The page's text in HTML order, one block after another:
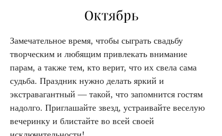
Октябрь
Замечательное время, чтобы сыграть свадьбу
творческим и любящим привлекать внимание
парам, а также тем, кто верит, что их свела сама
судьба. Праздник нужно делать яркий и
экстравагантный — такой, что запомнится гостям
надолго. Приглашайте звезд, устраивайте веселую
вечеринку и блистайте во всей своей